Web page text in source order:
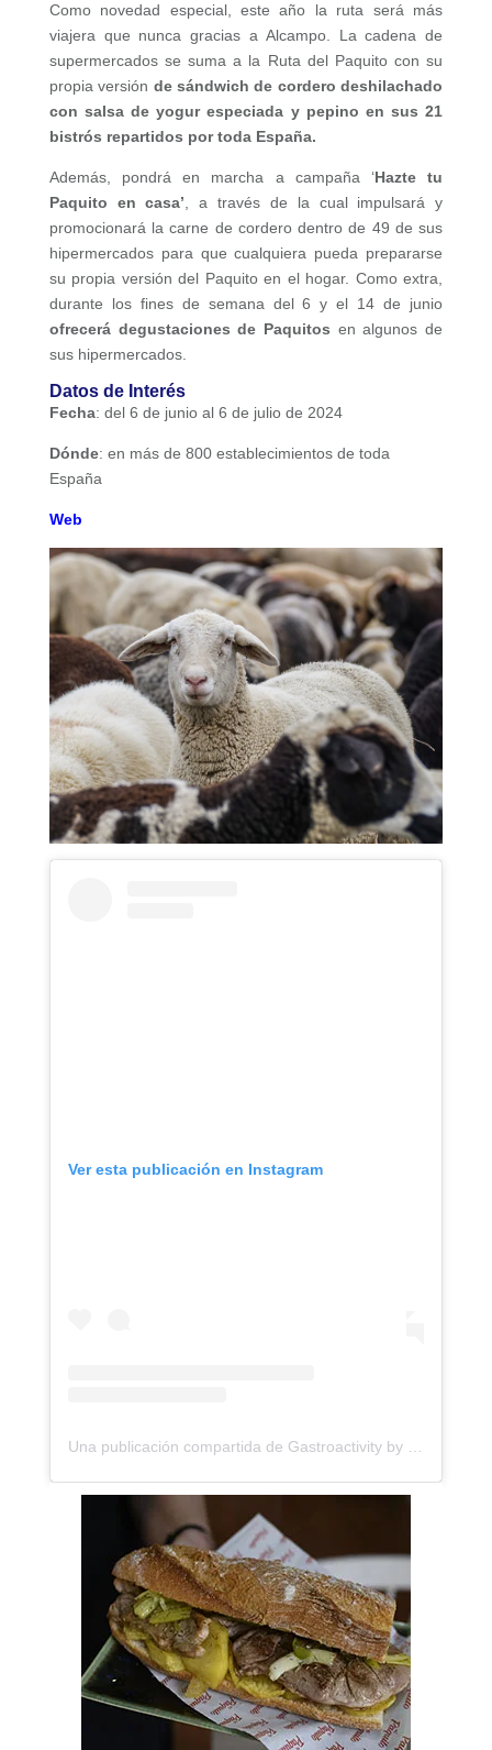
Como novedad especial, este año la ruta será más
viajera que nunca gracias a Alcampo. La cadena de
supermercados se suma a la Ruta del Paquito con su
propia versión de sándwich de cordero deshilachado
con salsa de yogur especiada y pepino en sus 21
bistrós repartidos por toda España.
Además, pondrá en marcha a campaña ‘Hazte tu
Paquito en casa’ , a través de la cual impulsará y
promocionará la carne de cordero dentro de 49 de sus
hipermercados para que cualquiera pueda prepararse
su propia versión del Paquito en el hogar. Como extra,
durante los fines de semana del 6 y el 14 de junio
ofrecerá degustaciones de Paquitos en algunos de
sus hipermercados.
Datos de Interés
Fecha: del 6 de junio al 6 de julio de 2024
Dónde: en más de 800 establecimientos de toda
España
Web
Ver esta publicación en Instagram
Una publicación compartida de Gastroactivity by Eva Garcinuño (@gastroactivity)